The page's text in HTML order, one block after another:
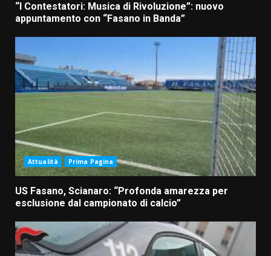
“I Contestatori: Musica di Rivoluzione”: nuovo
appuntamento con “Fasano in Banda”
Attualità Prima Pagina
US Fasano, Scianaro: “Profonda amarezza per
esclusione dal campionato di calcio”